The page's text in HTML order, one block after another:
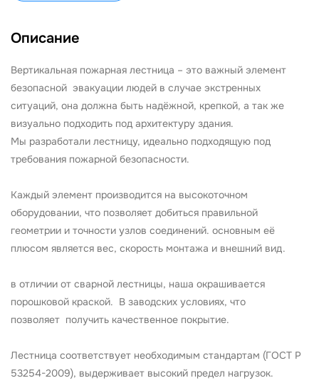
Описание
Вертикальная пожарная лестница – это важный элемент
безопасной эвакуации людей в случае экстренных
ситуаций, она должна быть надёжной, крепкой, а так же
визуально подходить под архитектуру здания.
Мы разработали лестницу, идеально подходящую под
требования пожарной безопасности.
Каждый элемент производится на высокоточном
оборудовании, что позволяет добиться правильной
геометрии и точности узлов соединений. основным её
плюсом является вес, скорость монтажа и внешний вид.
в отличии от сварной лестницы, наша окрашивается
порошковой краской. В заводских условиях, что
позволяет получить качественное покрытие.
Лестница соответствует необходимым стандартам (ГОСТ Р
53254-2009), выдерживает высокий предел нагрузок.